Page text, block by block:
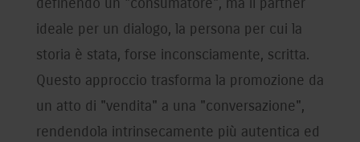
definendo un "consumatore", ma il partner
ideale per un dialogo, la persona per cui la
storia è stata, forse inconsciamente, scritta.
Questo approccio trasforma la promozione da
un atto di "vendita" a una "conversazione",
rendendola intrinsecamente più autentica ed